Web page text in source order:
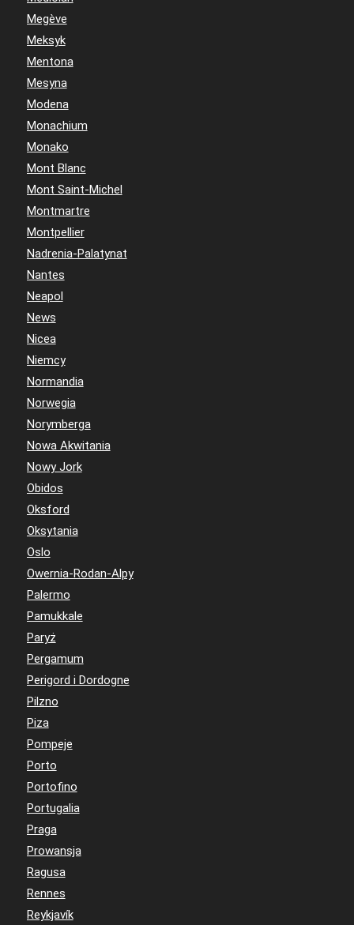
Megève
Meksyk
Mentona
Mesyna
Modena
Monachium
Monako
Mont Blanc
Mont Saint-Michel
Montmartre
Montpellier
Nadrenia-Palatynat
Nantes
Neapol
News
Nicea
Niemcy
Normandia
Norwegia
Norymberga
Nowa Akwitania
Nowy Jork
Obidos
Oksford
Oksytania
Oslo
Owernia-Rodan-Alpy
Palermo
Pamukkale
Paryż
Pergamum
Perigord i Dordogne
Pilzno
Piza
Pompeje
Porto
Portofino
Portugalia
Praga
Prowansja
Ragusa
Rennes
Reykjavík